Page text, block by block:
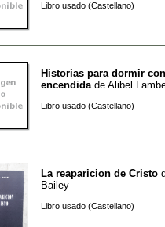
Libro usado (Castellano)
Historias para dormir
encendida de Alibel
Libro usado (Castellano)
La reaparicion de Cristo
Bailey
Libro usado (Castellano)